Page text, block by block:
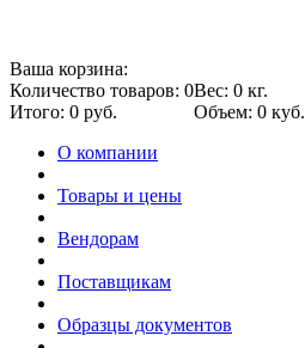
Ваша корзина:
Количество товаров: 0Вес: 0 кг.
Итого: 0 руб.
Объем: 0 куб.
О компании
Товары и цены
Вендорам
Поставщикам
Образцы документов